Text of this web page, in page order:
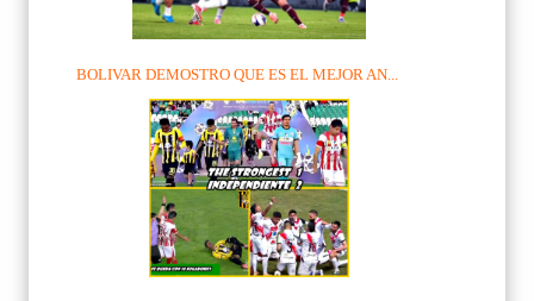
BOLIVAR DEMOSTRO QUE ES EL MEJOR AN...